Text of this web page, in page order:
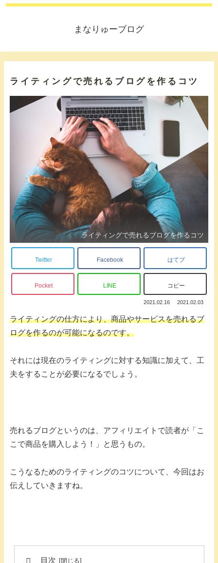
まなりゅーブログ
ライティングで売れるブログを作るコツ
ライティングで売れるブログを作るコツ
Twitter Facebook はてブ
Pocket LINE コピー
2021.02.16 2021.02.03
ライティングの仕方により、商品やサービスを売れるブ
ログを作るのが可能になるのです。
それには現在のライティングに対する知識に加えて、工
夫をすることが必要になるでしょう。
売れるブログというのは、アフィリエイトで読者が「こ
こで商品を購入しよう！」と思うもの。
こうなるためのライティングのコツについて、今回はお
伝えしていきますね。
目次